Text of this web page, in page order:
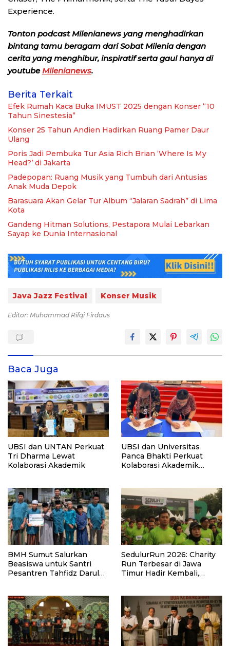
Experience.
Tonton podcast Milenianews yang menghadirkan
bintang tamu beragam dari Sobat Milenia dengan
cerita yang menghibur, inspiratif serta gaul hanya di
youtubeMilenianews.
Berita Terkait
Efek Rumah Kaca Buka IMUST 2025 dengan Konser “10
Tahun Sinestesia”
Konser 25 Tahun Andien Hadirkan Ruang Pamer Daur
Ulang
Poris Jadi Pembuka Tur Asia Rich Brian ‘Where Is My
Head?’ di Jakarta
Padepopan: Ruang Musik yang Tumbuh dari Antusias
Anak Muda Depok
Barasuara Akan Gelar Tur Album “Jalaran Sadrah” di Lima
Kota
Gandeng Hitman Solutions, Pestapora Mulai Lebarkan
Sayap ke Dunia Internasional
Java Jazz Festival Konser Musik
Editor: Muhammad Rifqi Firdaus
Baca Juga
UBSI dan UNTAN Perkuat
Tri Dharma Lewat
Kolaborasi Akademik
UBSI dan Universitas
Panca Bhakti Perkuat
Kolaborasi Akademik
BMH Sumut Salurkan
Beasiswa untuk Santri
Pesantren Tahfidz Darul
SedulurRun 2026: Charity
Run Terbesar di Jawa
Timur Hadir Kembali,
Santri dan Guru Honorer